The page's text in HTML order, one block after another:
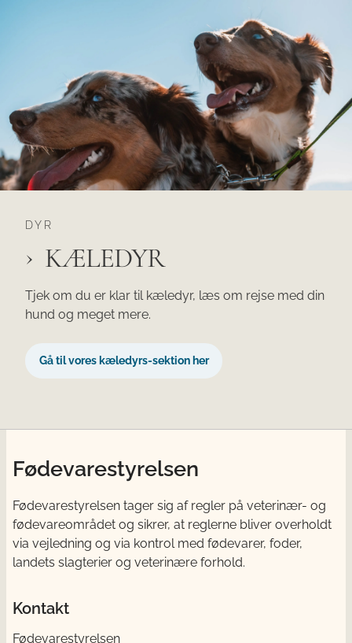
DYR
KÆLEDYR
Tjek om du er klar til kæledyr, læs om rejse med din
hund og meget mere.
Gå til vores kæledyrs-sektion her
Fødevarestyrelsen
Fødevarestyrelsen tager sig af regler på veterinær- og
fødevareområdet og sikrer, at reglerne bliver overholdt
via vejledning og via kontrol med fødevarer, foder,
landets slagterier og veterinære forhold.
Kontakt
Fødevarestyrelsen